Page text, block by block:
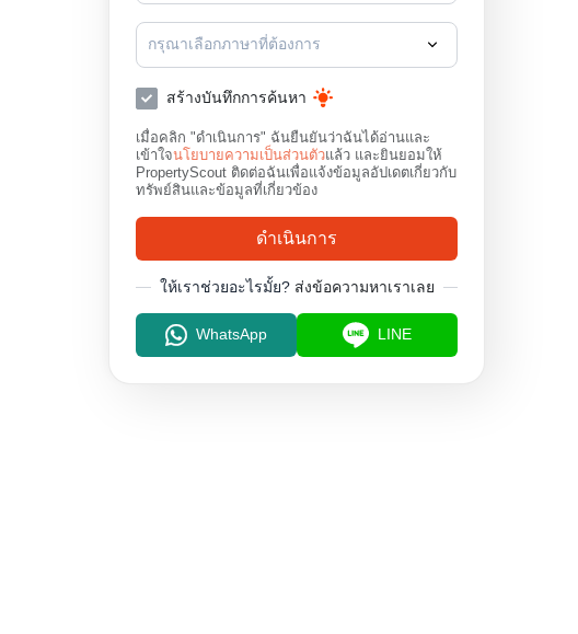
กรุณาเลือกภาษาที่ต้องการ
สร้างบันทึกการค้นหา
เมื่อคลิก "ดำเนินการ" ฉันยืนยันว่าฉันได้อ่านและ
เข้าใจนโยบายความเป็นส่วนตัวแล้ว และยินยอมให้
PropertyScout ติดต่อฉันเพื่อแจ้งข้อมูลอัปเดตเกี่ยวกับ
ทรัพย์สินและข้อมูลที่เกี่ยวข้อง
ดำเนินการ
ให้เราช่วยอะไรมั้ย? ส่งข้อความหาเราเลย
WhatsApp LINE